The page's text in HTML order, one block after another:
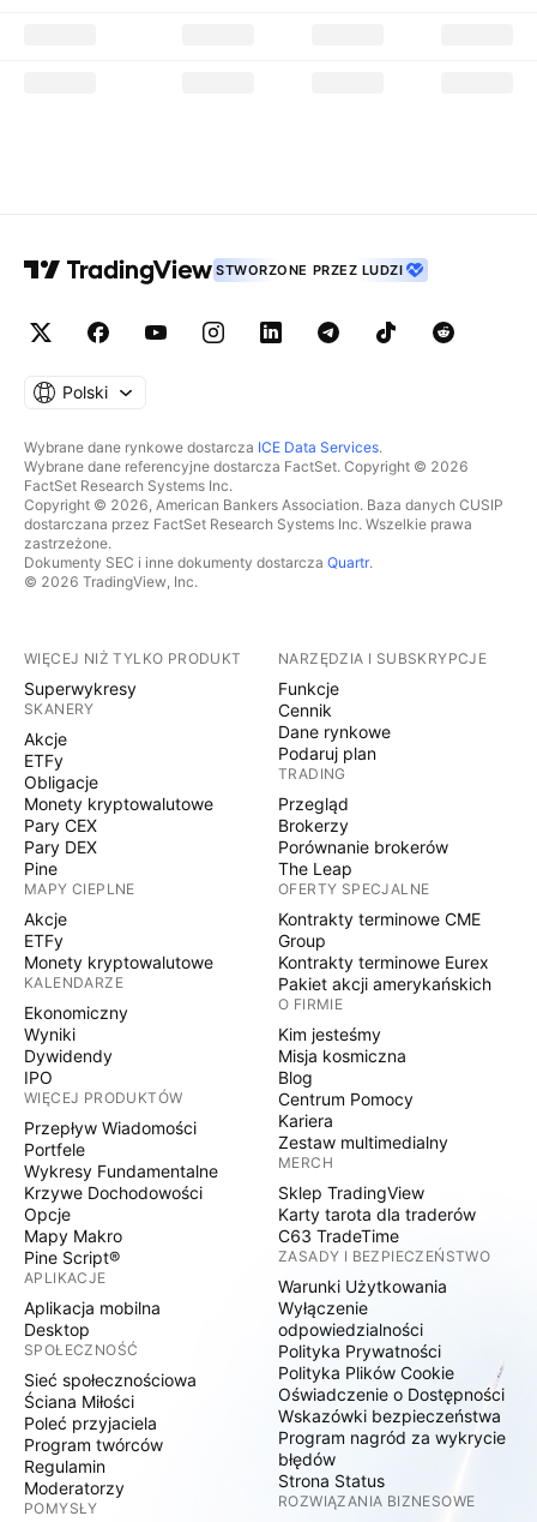
STWORZONE PRZEZ LUDZI
Polski
Wybrane dane rynkowe dostarcza ICE Data Services.
Wybrane dane referencyjne dostarcza FactSet. Copyright © 2026
FactSet Research Systems Inc.
Copyright © 2026, American Bankers Association. Baza danych CUSIP
dostarczana przez FactSet Research Systems Inc. Wszelkie prawa
zastrzeżone.
Dokumenty SEC i inne dokumenty dostarcza Quartr.
© 2026 TradingView, Inc.
WIĘCEJ NIŻ TYLKO PRODUKT
Superwykresy
SKANERY
Akcje
ETFy
Obligacje
Monety kryptowalutowe
Pary CEX
Pary DEX
Pine
MAPY CIEPLNE
Akcje
ETFy
Monety kryptowalutowe
KALENDARZE
Ekonomiczny
Wyniki
Dywidendy
IPO
WIĘCEJ PRODUKTÓW
Przepływ Wiadomości
Portfele
Wykresy Fundamentalne
Krzywe Dochodowości
Opcje
Mapy Makro
Pine Script®
APLIKACJE
Aplikacja mobilna
Desktop
SPOŁECZNOŚĆ
Sieć społecznościowa
Ściana Miłości
Poleć przyjaciela
Program twórców
Regulamin
Moderatorzy
POMYSŁY
NARZĘDZIA I SUBSKRYPCJE
Funkcje
Cennik
Dane rynkowe
Podaruj plan
TRADING
Przegląd
Brokerzy
Porównanie brokerów
The Leap
OFERTY SPECJALNE
Kontrakty terminowe CME
Group
Kontrakty terminowe Eurex
Pakiet akcji amerykańskich
O FIRMIE
Kim jesteśmy
Misja kosmiczna
Blog
Centrum Pomocy
Kariera
Zestaw multimedialny
MERCH
Sklep TradingView
Karty tarota dla traderów
C63 TradeTime
ZASADY I BEZPIECZEŃSTWO
Warunki Użytkowania
Wyłączenie
odpowiedzialności
Polityka Prywatności
Polityka Plików Cookie
Oświadczenie o Dostępności
Wskazówki bezpieczeństwa
Program nagród za wykrycie
błędów
Strona Status
ROZWIĄZANIA BIZNESOWE